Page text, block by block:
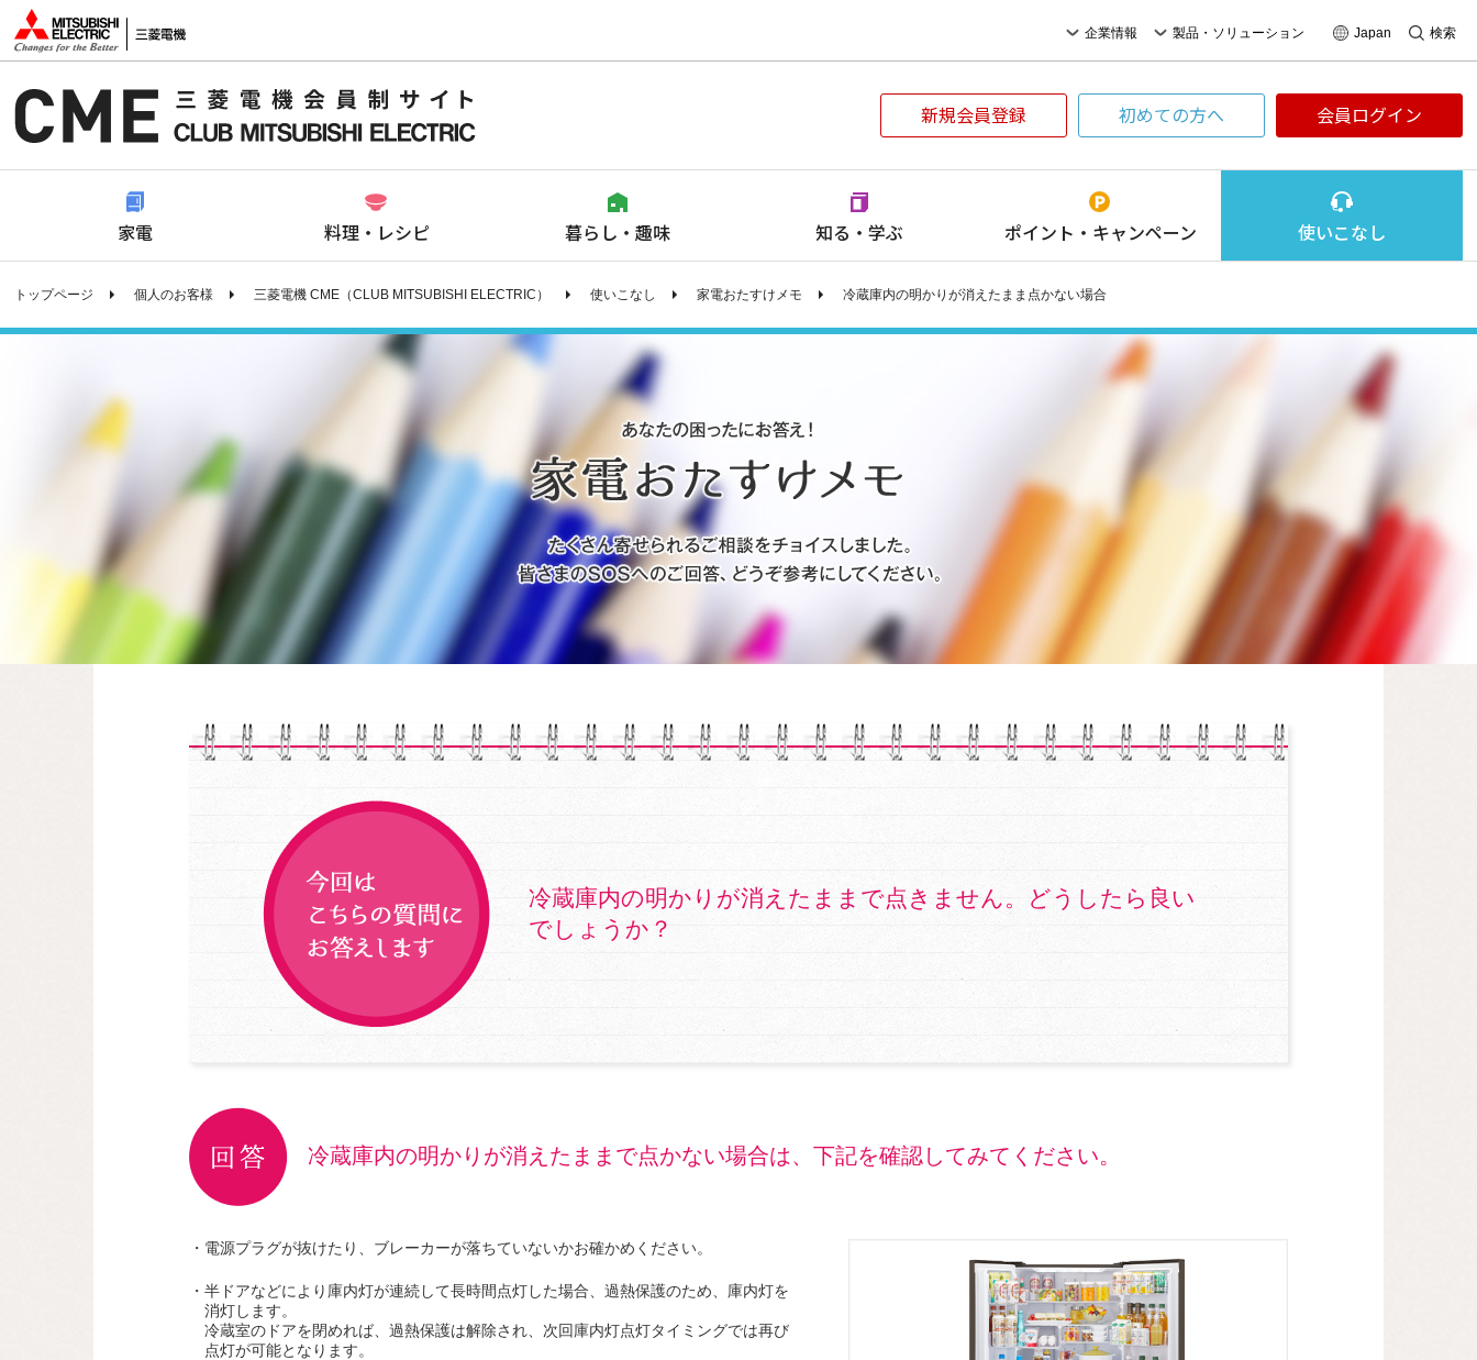
企業情報 製品・ソリューション Japan 検索
新規会員登録 初めての方へ 会員ログイン
家電 料理・レシピ 暮らし・趣味 知る・学ぶ ポイント・ キャンペーン 使いこなし
トップページ 個人のお客様 三菱電機 CME（CLUB MITSUBISHI ELECTRIC） 使いこなし 家電おたすけメモ 冷蔵庫内の明かりが消えたまま点かない場合
冷蔵庫内の明かりが消えたままで点きません。どうしたら良い
でしょうか？
冷蔵庫内の明かりが消えたままで点かない場合は、下記を確認してみてください。
・電源プラグが抜けたり、ブレーカーが落ちていないかお確かめください。
・半ドアなどにより庫内灯が連続して長時間点灯した場合、過熱保護のため、庫内灯を
消灯します。
冷蔵室のドアを閉めれば、過熱保護は解除され、次回庫内灯点灯タイミングでは再び
点灯が可能となります。